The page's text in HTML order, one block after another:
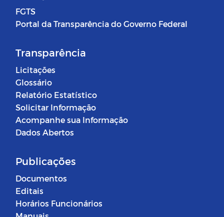
FGTS
Portal da Transparência do Governo Federal
Transparência
Licitações
Glossário
Relatório Estatístico
Solicitar Informação
Acompanhe sua Informação
Dados Abertos
Publicações
Documentos
Editais
Horários Funcionários